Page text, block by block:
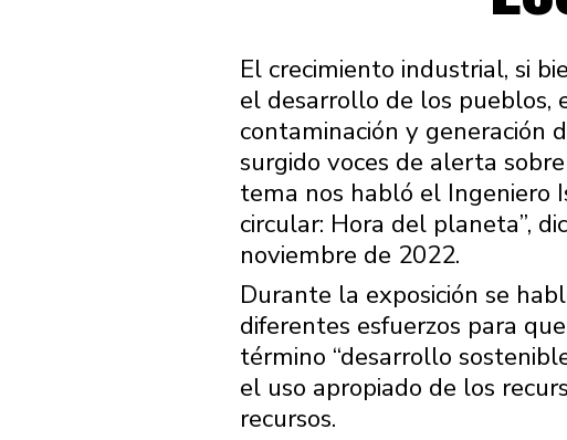
El crecimiento industrial, si
el desarrollo de los pueblos,
contaminación y generación
surgido voces de alerta
tema nos habló el Ingeniero
circular: Hora del planeta”,
noviembre de 2022.
Durante la exposición se
diferentes esfuerzos para
término “desarrollo
el uso apropiado de los
recursos.